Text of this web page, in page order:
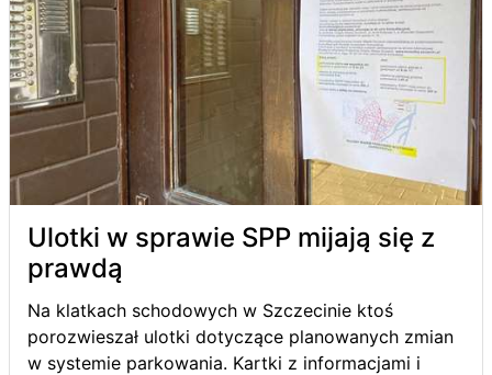
Ulotki w sprawie SPP mijają się z
prawdą
Na klatkach schodowych w Szczecinie ktoś
porozwieszał ulotki dotyczące planowanych zmian
w systemie parkowania. Kartki z informacjami i